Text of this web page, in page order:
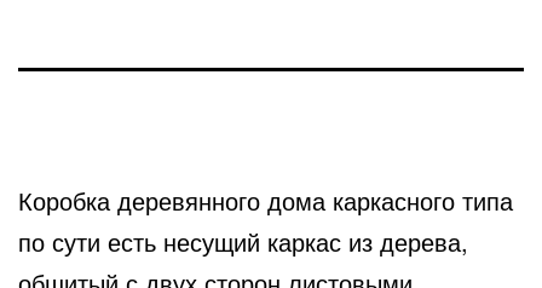
Коробка деревянного дома каркасного типа
по сути есть несущий каркас из дерева,